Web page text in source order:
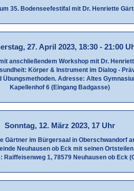
35. Bodenseefestifal mit Dr. Henriette
27. April 2023, 18:30 - 21:00
anschließendem Workshop mit Dr.
Körper & Instrument im Dialog -
Übungsmethoden. Adresse: Altes
Kapellenhof 6 (Eingang Badgasse)
Sonntag, 12. März 2023, 17 Uhr
Gärtner im Bürgersaal in Oberschwandorf
Neuhausen ob Eck mit seinen
Raiffeisenweg 1, 78579 Neuhausen ob Eck